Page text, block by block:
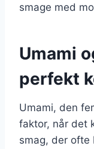
smage med
Umami
perfekt
Umami, den
faktor, når det
smag, der ofte